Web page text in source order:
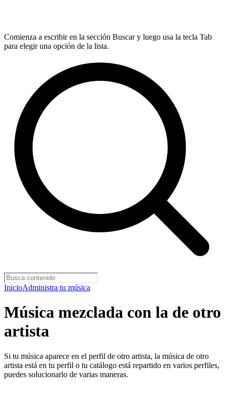
Comienza a escribir en la sección Buscar y luego usa la tecla Tab
para elegir una opción de la lista.
InicioAdministra tu música
Música mezclada con la de otro
artista
Si tu música aparece en el perfil de otro artista, la música de otro
artista está en tu perfil o tu catálogo está repartido en varios perfiles,
puedes solucionarlo de varias maneras.